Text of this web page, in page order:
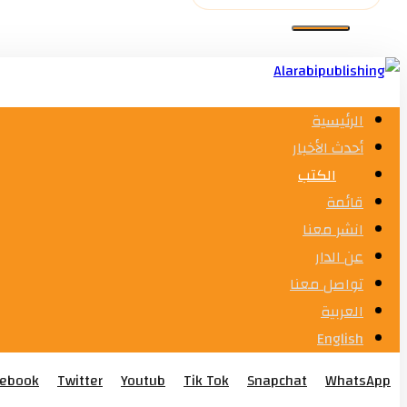
الرئيسية
أحدث الأخبار
الكتب
قائمة
انشر معنا
عن الدار
تواصل معنا
العربية
English
Twitter Youtub Tik Tok Snapchat
WhatsApp